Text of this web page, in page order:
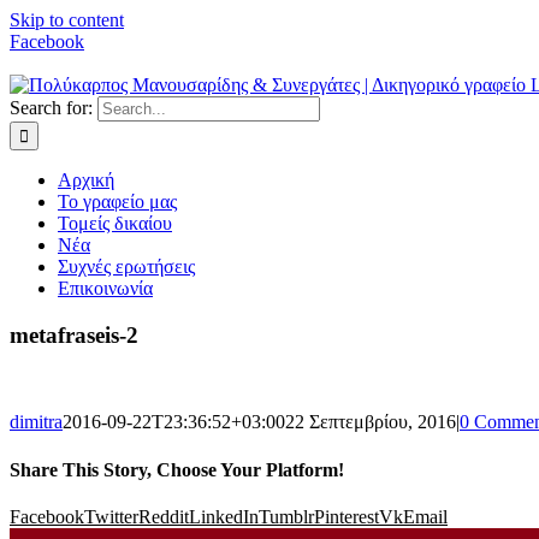
Skip to content
Facebook
Search for:
Αρχική
Το γραφείο μας
Τομείς δικαίου
Νέα
Συχνές ερωτήσεις
Επικοινωνία
metafraseis-2
dimitra2016-09-22T23:36:52+03:0022 Σεπτεμβρίου, 2016|0
Share This Story, Choose Your Platform!
FacebookTwitterRedditLinkedInTumblrPinterestVkEmail